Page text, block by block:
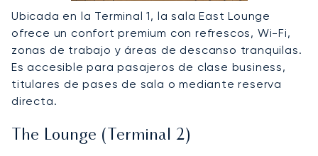
Ubicada en la Terminal 1, la sala East Lounge
ofrece un confort premium con refrescos, Wi-Fi,
zonas de trabajo y áreas de descanso tranquilas.
Es accesible para pasajeros de clase business,
titulares de pases de sala o mediante reserva
directa.
The Lounge (Terminal 2)